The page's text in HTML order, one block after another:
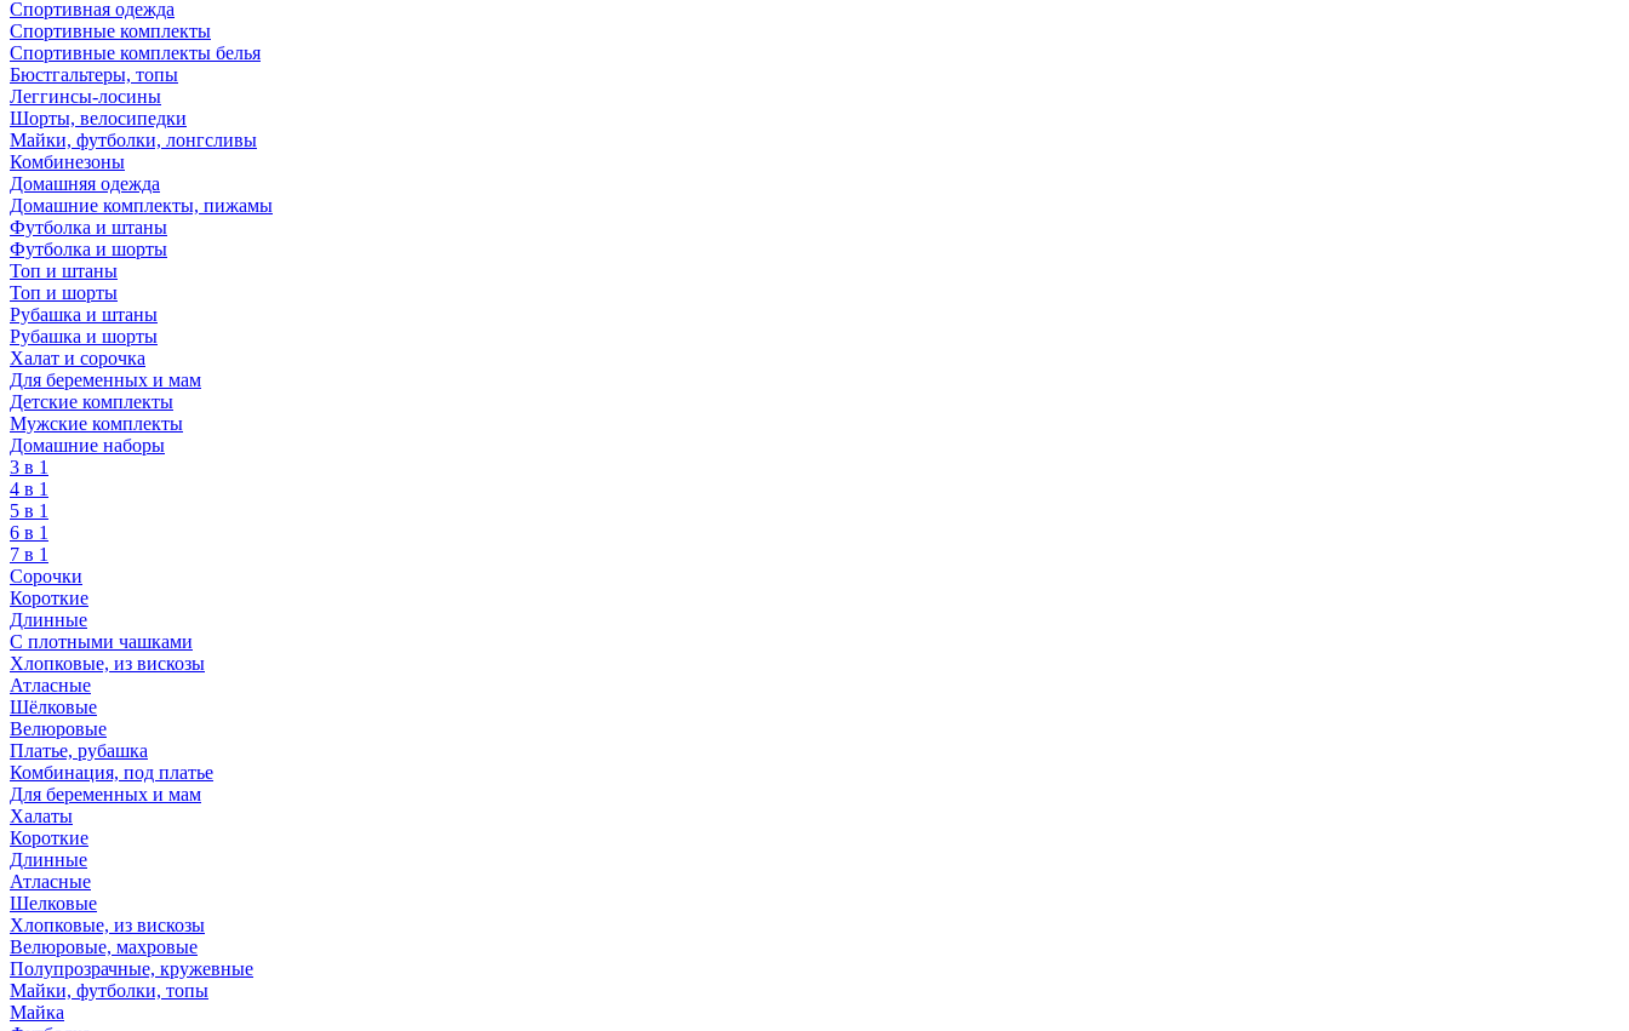
Спортивная одежда
Спортивные комплекты
Спортивные комплекты белья
Бюстгальтеры, топы
Леггинсы-лосины
Шорты, велосипедки
Майки, футболки, лонгсливы
Комбинезоны
Домашняя одежда
Домашние комплекты, пижамы
Футболка и штаны
Футболка и шорты
Топ и штаны
Топ и шорты
Рубашка и штаны
Рубашка и шорты
Халат и сорочка
Для беременных и мам
Детские комплекты
Мужские комплекты
Домашние наборы
3 в 1
4 в 1
5 в 1
6 в 1
7 в 1
Сорочки
Короткие
Длинные
С плотными чашками
Хлопковые, из вискозы
Атласные
Шёлковые
Велюровые
Платье, рубашка
Комбинация, под платье
Для беременных и мам
Халаты
Короткие
Длинные
Атласные
Шелковые
Хлопковые, из вискозы
Велюровые, махровые
Полупрозрачные, кружевные
Майки, футболки, топы
Майка